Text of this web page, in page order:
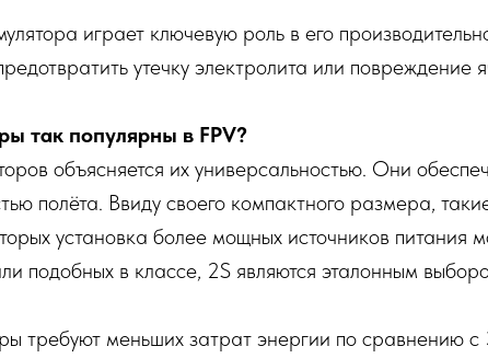
играет ключевую роль в его
утечку электролита или повреждение
так популярны в FPV?
объясняется их универсальностью. Они
полёта. Ввиду своего компактного размера,
установка более мощных источников питания
подобных в классе, 2S являются эталонным
требуют меньших затрат энергии по сравнению